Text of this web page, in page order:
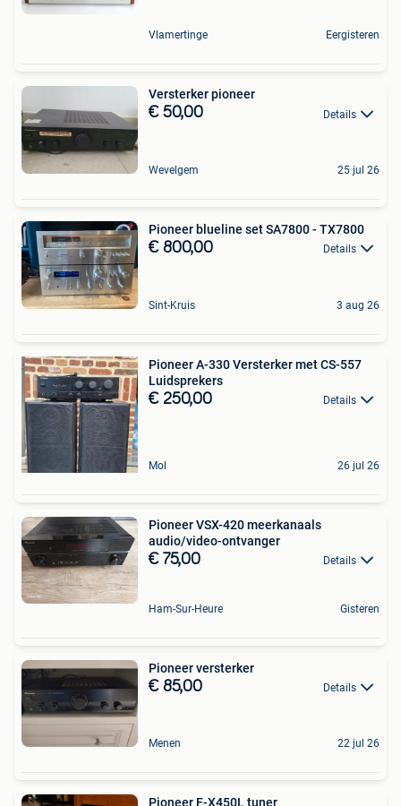
Vlamertinge Eergisteren
Versterker pioneer
€ 50,00 Details
Wevelgem 25 jul 26
Pioneer blueline set SA7800 - TX7800
€ 800,00 Details
Sint-Kruis 3 aug 26
Pioneer A-330 Versterker met CS-557
Luidsprekers
€ 250,00 Details
Mol 26 jul 26
Pioneer VSX-420 meerkanaals
audio/video-ontvanger
€ 75,00 Details
Ham-Sur-Heure Gisteren
Pioneer versterker
€ 85,00 Details
Menen 22 jul 26
Pioneer F-X450L tuner